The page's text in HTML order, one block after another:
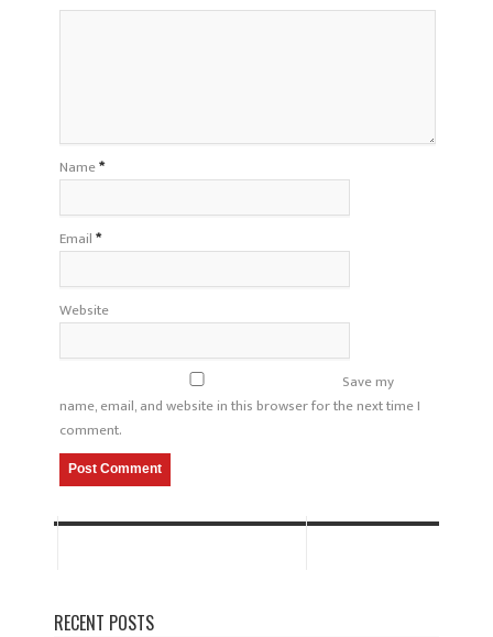
Name*
Email*
Website
Save my
name, email, and website in this browser for the next time I
comment.
RECENT POSTS